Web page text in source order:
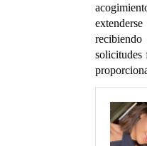
recibiendo
solicitudes